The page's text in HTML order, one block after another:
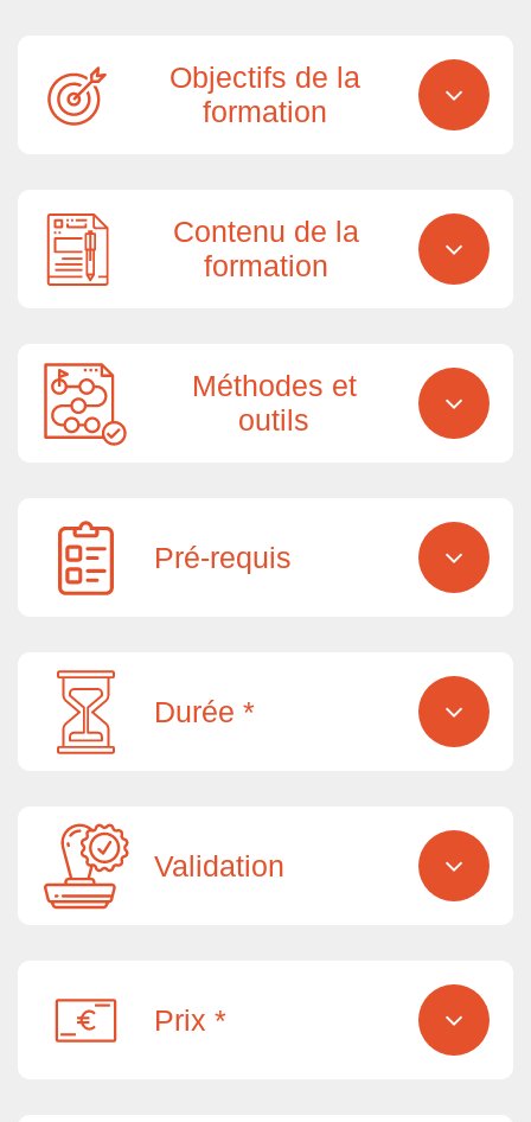
Objectifs de la
formation
Contenu de la
formation
Méthodes et
outils
Pré-requis
Durée *
Validation
Prix *